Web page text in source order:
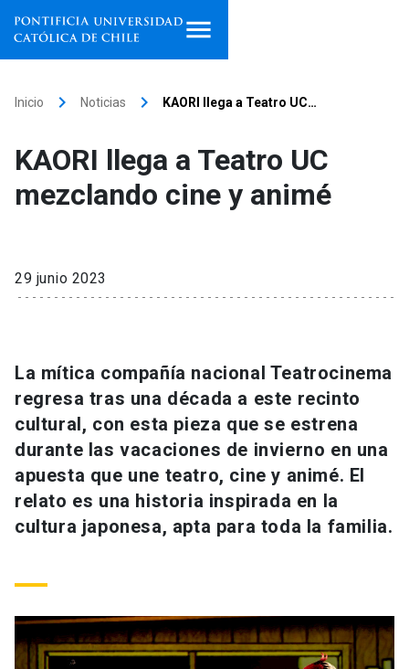
Facultades, escuelas e
institutos
Internacionalización
Vinculación
Universidad
Información para keyboard_arrow_down
Personal
Mi Cuenta UC launch
Inicio keyboard_arrow_right Noticias keyboard_arrow_right KAORI llega a Teatro UC…
KAORI llega a Teatro UC
mezclando cine y animé
29 junio 2023
La mítica compañía nacional Teatrocinema
regresa tras una década a este recinto
cultural, con esta pieza que se estrena
durante las vacaciones de invierno en una
apuesta que une teatro, cine y animé. El
relato es una historia inspirada en la
cultura japonesa, apta para toda la familia.